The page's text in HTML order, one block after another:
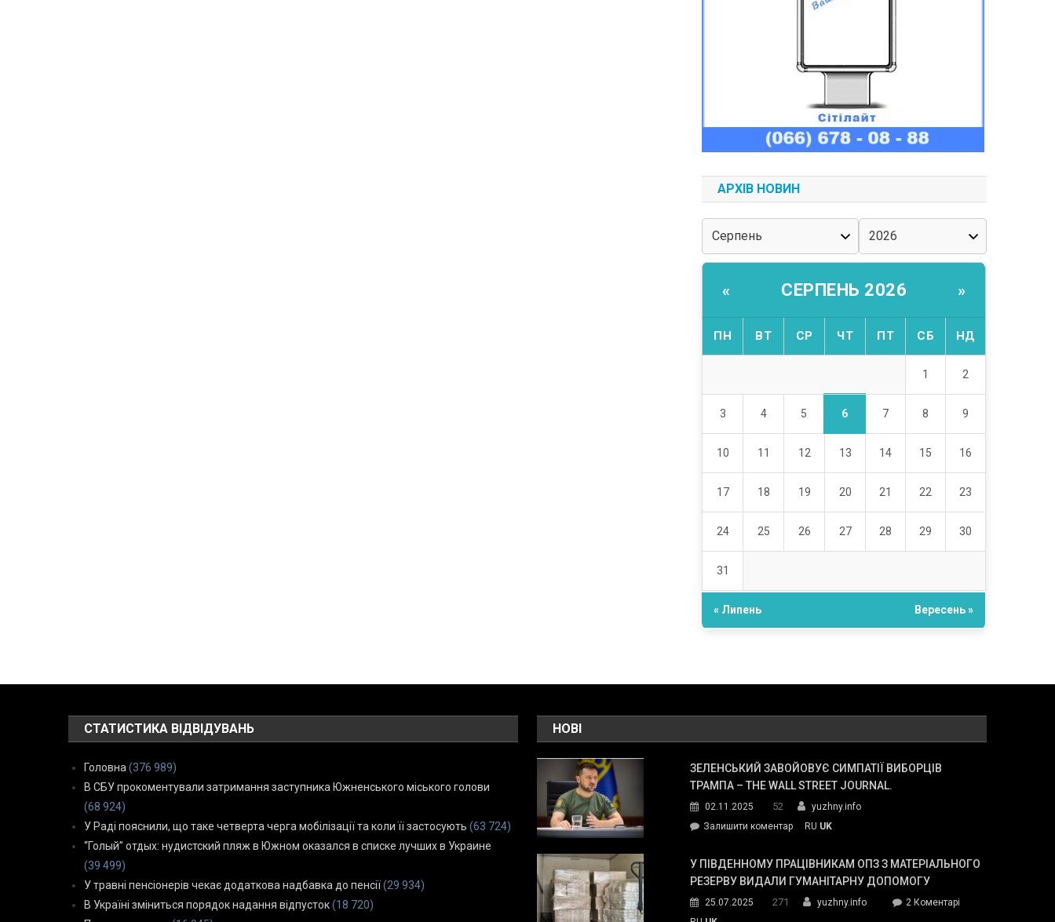
АРХІВ НОВИН
« СЕРПЕНЬ 2026 »
ПН ВТ СР ЧТ ПТ СБ НД
1 2
3 4 5 6 7 8 9
10 11 12 13 14 15 16
17 18 19 20 21 22 23
24 25 26 27 28 29 30
31
« Липень Вересень »
СТАТИСТИКА ВІДВІДУВАНЬ
Головна (376 989)
В СБУ прокоментували затримання заступника Южненського міського голови
(68 924)
У Раді пояснили, що таке четверта черга мобілізації та коли її застосують (63 724)
“Голый” отдых: нудистский пляж в Южном оказался в списке лучших в Украине
(39 499)
У травні пенсіонерів чекає додаткова надбавка до пенсії (29 934)
В Україні зміниться порядок надання відпусток (18 720)
НОВІ
ЗЕЛЕНСЬКИЙ ЗАВОЙОВУЄ СИМПАТІЇ ВИБОРЦІВ
ТРАМПА – THE WALL STREET JOURNAL.
02.11.2025 52
yuzhny.info
Залишити коментарon
завойовує
симпатії
Трампа
RU UK
У ПІВДЕННОМУ ПРАЦІВНИКАМ ОПЗ З МАТЕРІАЛЬНОГО
РЕЗЕРВУ ВИДАЛИ ГУМАНІТАРНУ ДОПОМОГУ
25.07.2025 271 yuzhny.info 2 Коментарідо